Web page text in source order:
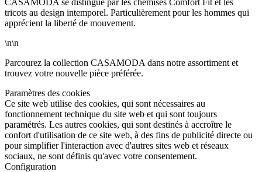
tricots au design intemporel. Particulièrement pour les hommes qui
apprécient la liberté de mouvement.
\n\n
Parcourez la collection CASAMODA dans notre assortiment et
trouvez votre nouvelle pièce préférée.
Paramètres des cookies
Ce site web utilise des cookies, qui sont nécessaires au
fonctionnement technique du site web et qui sont toujours
paramétrés. Les autres cookies, qui sont destinés à accroître le
confort d'utilisation de ce site web, à des fins de publicité directe ou
pour simplifier l'interaction avec d'autres sites web et réseaux
sociaux, ne sont définis qu'avec votre consentement.
Configuration